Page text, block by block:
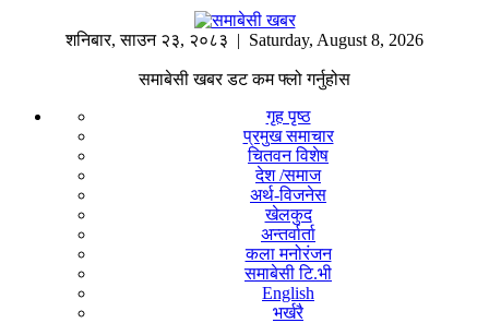
शनिबार,साउन २३, २०८३ | Saturday, August 8, 2026
समाबेसी खबर डट कम फ्लो गर्नुहोस
गृह पृष्ठ
प्रमुख समाचार
चितवन विशेष
देश /समाज
अर्थ-विजनेस
खेलकुद
अन्तर्वार्ता
कला मनोरंजन
समाबेसी टि.भी
English
भर्खरै